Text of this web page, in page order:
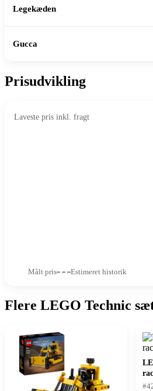
Legekæden
Gucca
Prisudvikling
Laveste pris inkl. fragt
Målt pris Estimeret historik
Flere LEGO Technic